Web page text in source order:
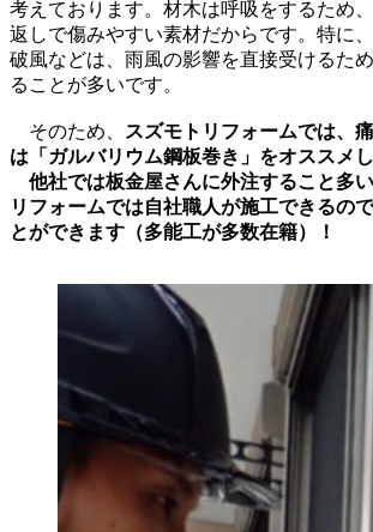
考えております。材木は呼吸をするため
返しで傷みやすい素材だからです。特に
破風などは、雨風の影響を直接受けるた
ることが多いです。
そのため、
スズモトリフォームでは、
は「ガルバリウム鋼板巻き」をオススメし
他社では板金屋さんに外注すること多
リフォームでは自社職人が施工できるの
とができます（多能工が多数在籍）！